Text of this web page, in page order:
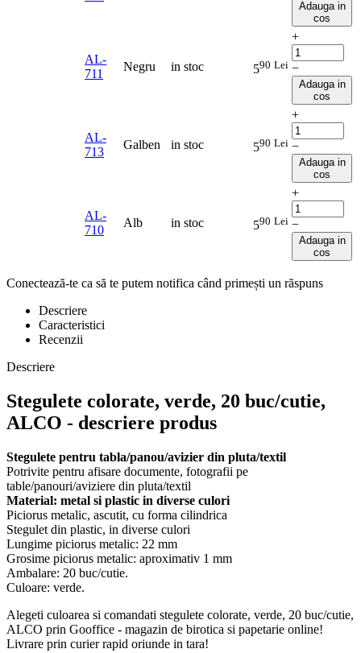
Adauga in
cos
AL-
711
Negru in stoc 590 Lei
+
−
Adauga in
cos
AL-
713
Galben in stoc 590 Lei
+
−
Adauga in
cos
AL-
710
Alb in stoc 590 Lei
+
−
Adauga in
cos
Conectează-te ca să te putem notifica când primești un răspuns
Descriere
Caracteristici
Recenzii
Descriere
Stegulete colorate, verde, 20 buc/cutie,
ALCO - descriere produs
Stegulete pentru tabla/panou/avizier din pluta/textil
Potrivite pentru afisare documente, fotografii pe
table/panouri/aviziere din pluta/textil
Material: metal si plastic in diverse culori
Piciorus metalic, ascutit, cu forma cilindrica
Stegulet din plastic, in diverse culori
Lungime piciorus metalic: 22 mm
Grosime piciorus metalic: aproximativ 1 mm
Ambalare: 20 buc/cutie.
Culoare: verde.
Alegeti culoarea si comandati stegulete colorate, verde, 20 buc/cutie,
ALCO prin Gooffice - magazin de birotica si papetarie online!
Livrare prin curier rapid oriunde in tara!